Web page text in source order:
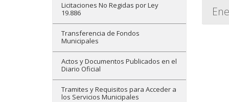
Licitaciones No Regidas por Ley
19.886
Transferencia de Fondos
Municipales
Actos y Documentos Publicados en el
Diario Oficial
Tramites y Requisitos para Acceder a
los Servicios Municipales